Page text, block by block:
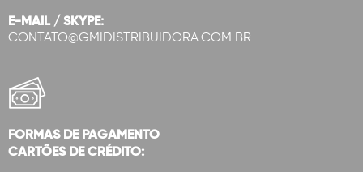
E-MAIL / SKYPE:
CONTATO@GMIDISTRIBUIDORA.COM.BR
FORMAS DE PAGAMENTO
CARTÕES DE CRÉDITO: